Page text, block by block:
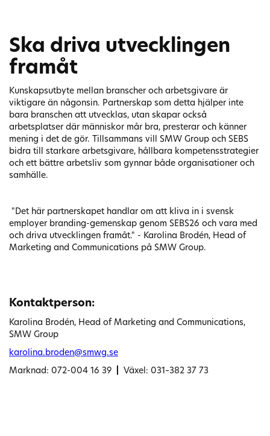
Ska driva utvecklingen
framåt
Kunskapsutbyte mellan branscher och arbetsgivare är
viktigare än någonsin. Partnerskap som detta hjälper inte
bara branschen att utvecklas, utan skapar också
arbetsplatser där människor mår bra, presterar och känner
mening i det de gör. Tillsammans vill SMW Group och SEBS
bidra till starkare arbetsgivare, hållbara kompetensstrategier
och ett bättre arbetsliv som gynnar både organisationer och
samhälle.
"Det här partnerskapet handlar om att kliva in i svensk
employer branding-gemenskap genom SEBS26 och vara med
och driva utvecklingen framåt." - Karolina Brodén, Head of
Marketing and Communications på SMW Group.
Kontaktperson:
Karolina Brodén, Head of Marketing and Communications,
SMW Group
karolina.broden@smwg.se
Marknad: 072-004 16 39
Växel: 031–382 37 73